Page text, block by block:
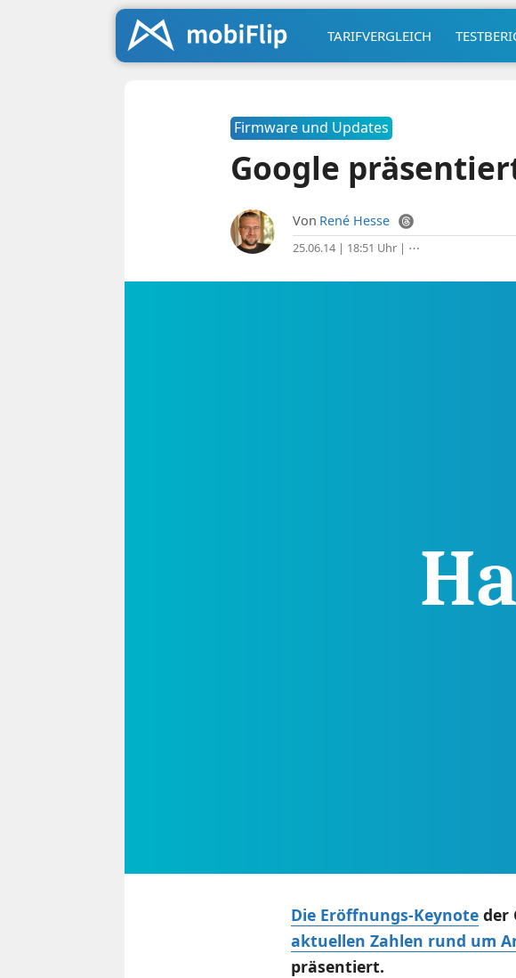
TARIFVERGLEICH
Firmware und Updates
Google
Von René Hesse
25.06.14 | 18:51 Uhr| ⋯
Die Eröffnungs-Keynoteder
aktuellen Zahlen rund um
präsentiert.